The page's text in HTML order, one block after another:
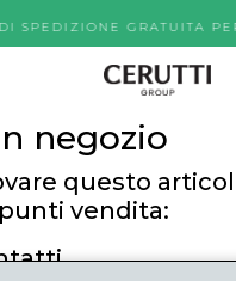
DI SPEDIZIONE
negozio
questo
vendita: